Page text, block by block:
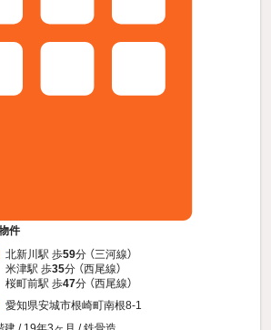
件
北新川駅 歩59分 （三河線）
米津駅 歩35分 （西尾線）
桜町前駅 歩47分 （西尾線）
愛知県安城市根崎町南根8-1